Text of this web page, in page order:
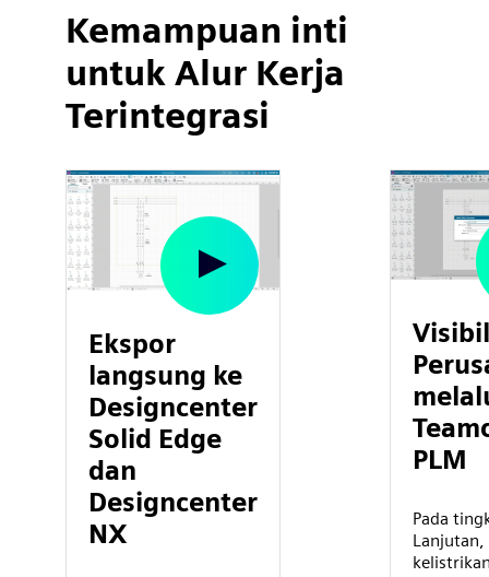
Kemampuan inti
untuk Alur Kerja
Terintegrasi
Ekspor
langsung ke
Designcenter
Solid Edge
dan
Designcenter
NX
PLM
Pada
Lanjutan,